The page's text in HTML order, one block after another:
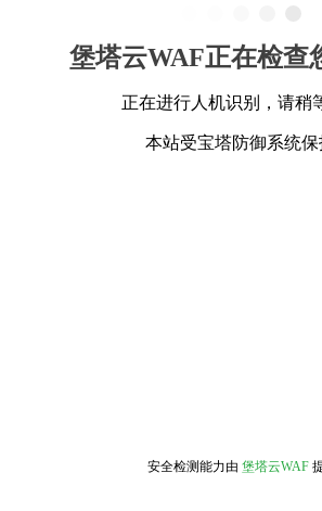
堡塔云WAF正在检查
正在进行人机识别，请稍
本站受宝塔防御系统保
安全检测能力由 堡塔云WAF